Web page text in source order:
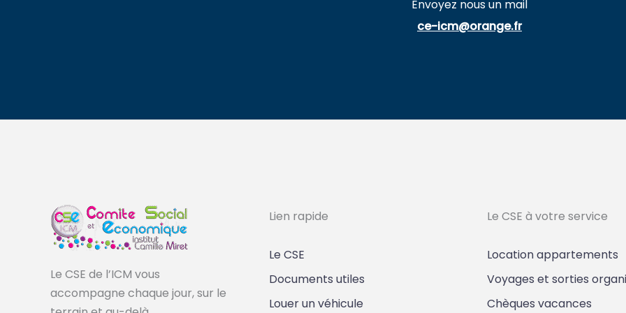
Envoyez nous un mail
ce-icm@orange.fr
Le CSE de l’ICM vous
accompagne chaque jour, sur le
Lien rapide
Le CSE
Documents utiles
Louer un véhicule
Le CSE à votre service
Location appartements
Voyages et sorties
Chèques vacances